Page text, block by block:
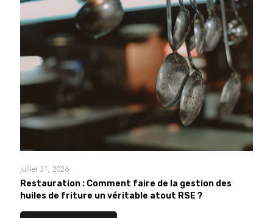
juillet 31, 2026
Restauration : Comment faire de la gestion des
huiles de friture un véritable atout RSE ?